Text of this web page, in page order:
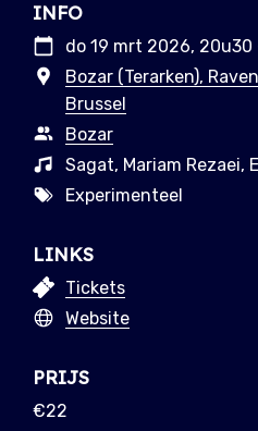
INFO
do 19 mrt 2026,
Bozar (Terarken),
Brussel
Bozar
Sagat, Mariam Rezaei,
Experimenteel
LINKS
Tickets
Website
PRIJS
€22